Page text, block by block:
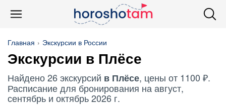
Главная Экскурсии в России
Экскурсии в Плёсе
Найдено 26 экскурсий в Плёсе, цены от 1100 ₽.
Расписание для бронирования на август,
сентябрь и октябрь 2026 г.